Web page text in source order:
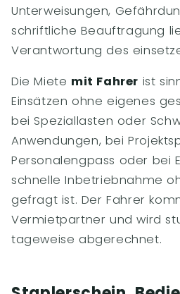
Unterweisungen,
schriftliche Beauftragung
Verantwortung des
Die Miete mit Fahrer ist
Einsätzen ohne eigenes
bei Speziallasten oder
Anwendungen, bei
Personalengpass oder bei
schnelle Inbetriebnahme
gefragt ist. Der Fahrer
Vermietpartner und wird
tageweise abgerechnet.